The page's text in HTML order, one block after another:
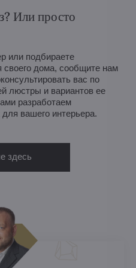
Или просто
или подбираете
своего дома, сообщите нам
вас по
люстры и вариантов ее
разработаем
вашего интерьера.
здесь